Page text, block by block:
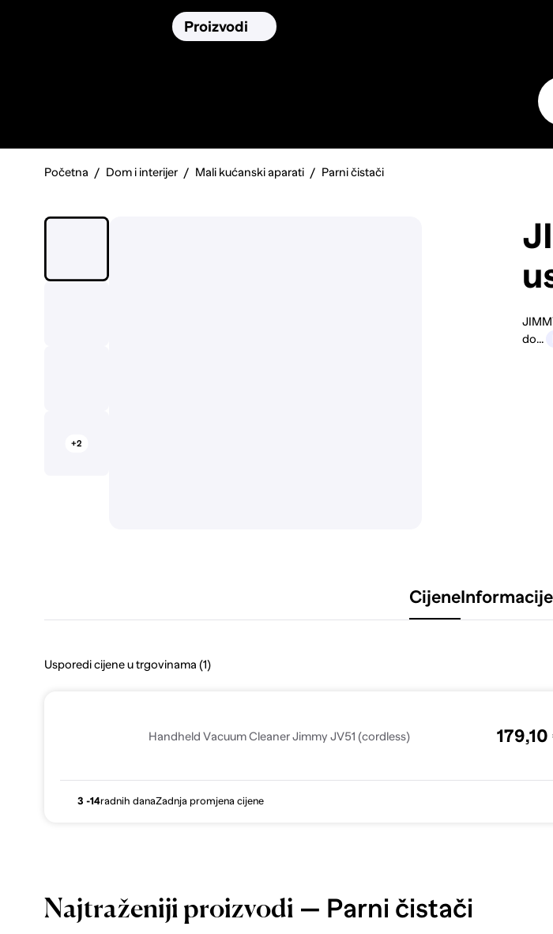
Proizvodi
Početna Dom i interijer Mali kućanski aparati Parni čistači
+2
do...
Cijene
Usporedi cijene u trgovinama (1)
Handheld Vacuum Cleaner Jimmy JV51 (cordless)
3 -14radnih danaZadnja promjena cijene
Najtraženiji proizvodi — Parni čistači